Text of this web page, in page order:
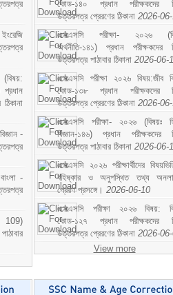
-
-
109)
কোড-১৪০ প্রধান পরীক্ষকদের
উত্তরপত্র প্রেরণের ঠিকানা 2026-
এসএসসি পরীক্ষা- ২০২৬
অর্থনীতি-১৪১) প্রধান পরীক্ষকদের
উত্তরপত্র পাঠাবার ঠিকানা 2026-06-
এসএসসি পরীক্ষা ২০২৬ বিষয়:জীব
কোড-১৩৮ প্রধান পরীক্ষকদের
উত্তরপত্র প্রেরণের ঠিকানা 2026-
এসএসসি পরীক্ষা- ২০২৬ (বিষয়ঃ
বিজ্ঞান-১৪৬) প্রধান পরীক্ষকদের
উত্তরপত্র পাঠাবার ঠিকানা 2026-06-
এসএসসি ২০২৬ পরীক্ষার্থীদের
বহিষ্কার ও অনুপস্থিত তথ্য
প্রেরণ প্রসঙ্গে। 2026-06-10
এসএসসি পরীক্ষা ২০২৬ বিষয়:
কোড-১২৭ প্রধান পরীক্ষকদের
উত্তরপত্র প্রেরণের ঠিকানা 2026-
View more